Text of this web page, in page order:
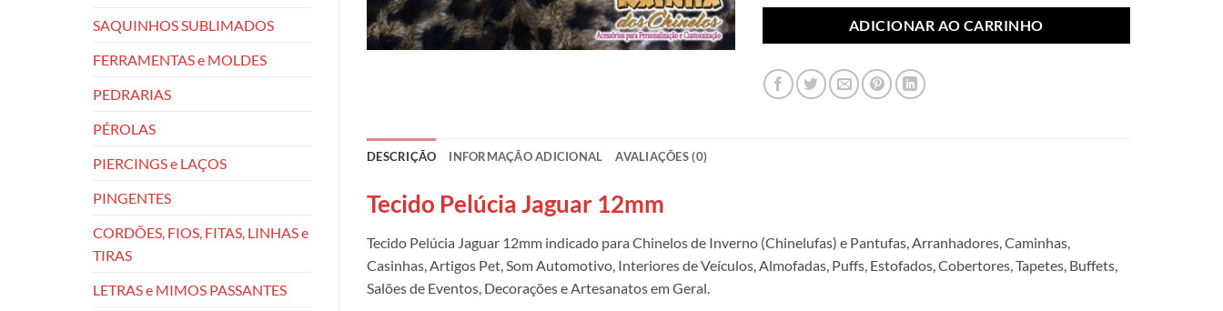
SAQUINHOS SUBLIMADOS
FERRAMENTAS e MOLDES
PEDRARIAS
PÉROLAS
PIERCINGS e LAÇOS
PINGENTES
CORDÕES, FIOS, FITAS, LINHAS e
TIRAS
LETRAS e MIMOS PASSANTES
ADICIONAR AO CARRINHO
DESCRIÇÃO INFORMAÇÃO ADICIONAL AVALIAÇÕES (0)
Tecido Pelúcia Jaguar 12mm
Tecido Pelúcia Jaguar 12mm indicado para Chinelos de Inverno (Chinelufas) e Pantufas, Arranhadores, Caminhas,
Casinhas, Artigos Pet, Som Automotivo, Interiores de Veículos, Almofadas, Puffs, Estofados, Cobertores, Tapetes, Buffets,
Salões de Eventos, Decorações e Artesanatos em Geral.